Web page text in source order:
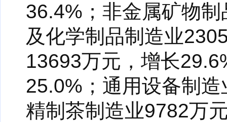
36.4%；非金属矿物
及化学制品制造业
13693万元，增长
25.0%；通用设备制
精制茶制造业9782万